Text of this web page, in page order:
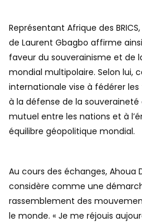
Représentant Afrique des
de Laurent Gbagbo affirme
faveur du souverainisme et de
mondial multipolaire. Selon lui,
internationale vise à fédérer
à la défense de la
mutuel entre les nations et à
équilibre géopolitique mondial.
Au cours des échanges, Ahoua
considère comme une
rassemblement des
le monde. « Je me réjouis